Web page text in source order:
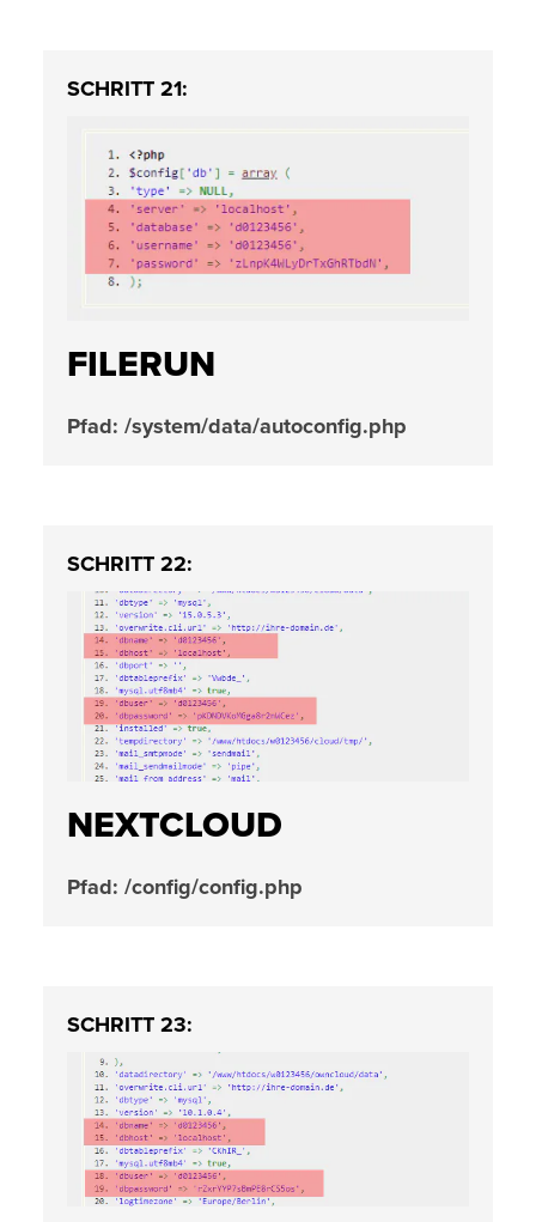
SCHRITT 21:
FILERUN
Pfad: /system/data/autoconfig.php
SCHRITT 22:
NEXTCLOUD
Pfad: /config/config.php
SCHRITT 23: